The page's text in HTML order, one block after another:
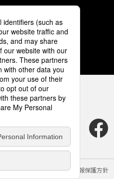
クッキーポリシー 個人情報保護方針